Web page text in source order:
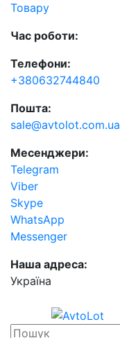
Товару
Час роботи:
Телефони:
+380632744840
Пошта:
sale@avtolot.com.ua
Месенджери:
Telegram
Viber
Skype
WhatsApp
Messenger
Наша адреса:
Українa